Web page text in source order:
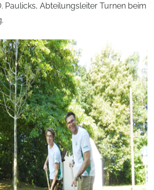
Paulicks, Abteilungsleiter Turnen beim